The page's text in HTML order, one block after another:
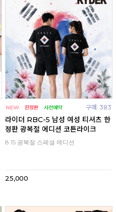
구매 383
라이더 RBC-5 남성 여성 티셔츠 한
정판 광복절 에디션 코튼라이크
8.15 광복절 스페셜 에디션
25,000